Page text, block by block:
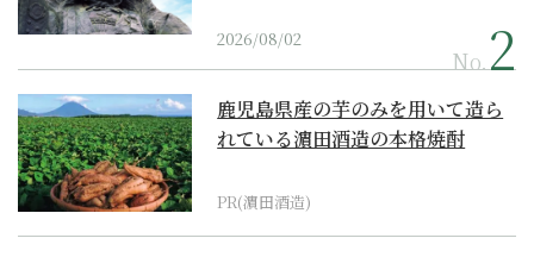
2026/08/02
No.
鹿児島県産の芋のみを用いて造ら
れている濵田酒造の本格焼酎
PR(濵田酒造)